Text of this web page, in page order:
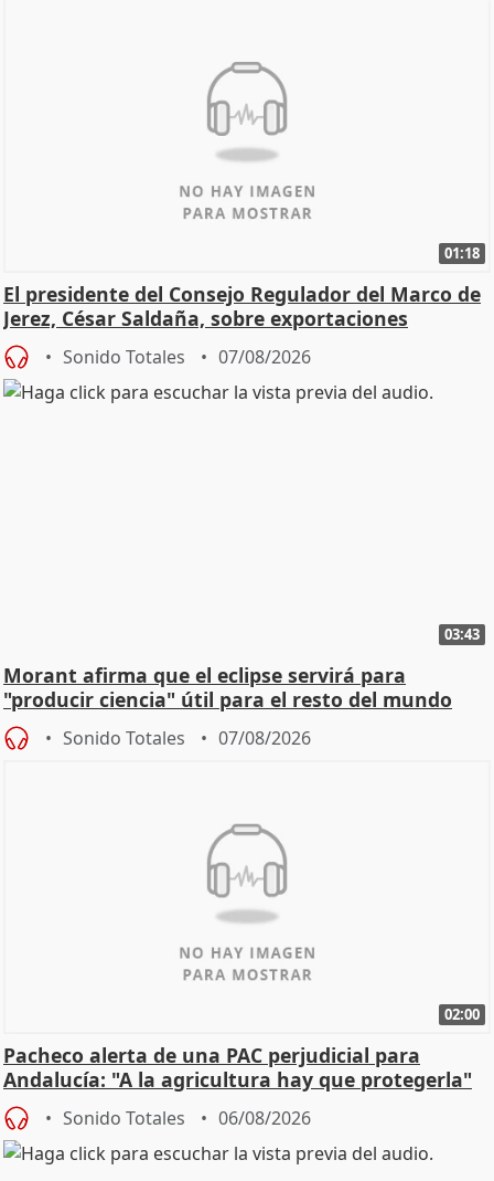
01:18
El presidente del Consejo Regulador del Marco de
Jerez, César Saldaña, sobre exportaciones
Sonido Totales 07/08/2026
03:43
Morant afirma que el eclipse servirá para
"producir ciencia" útil para el resto del mundo
Sonido Totales 07/08/2026
02:00
Pacheco alerta de una PAC perjudicial para
Andalucía: "A la agricultura hay que protegerla"
Sonido Totales 06/08/2026